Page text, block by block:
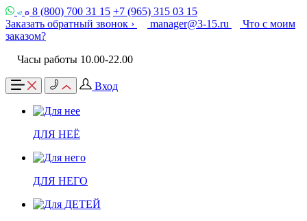
8 (800) 700 31 15 +7 (965) 315 03 15
Заказать обратный звонок ›
manager@3-15.ru
Что с моим
заказом?
Часы работы 10.00-22.00
Вход
ДЛЯ НЕЁ
ДЛЯ НЕГО